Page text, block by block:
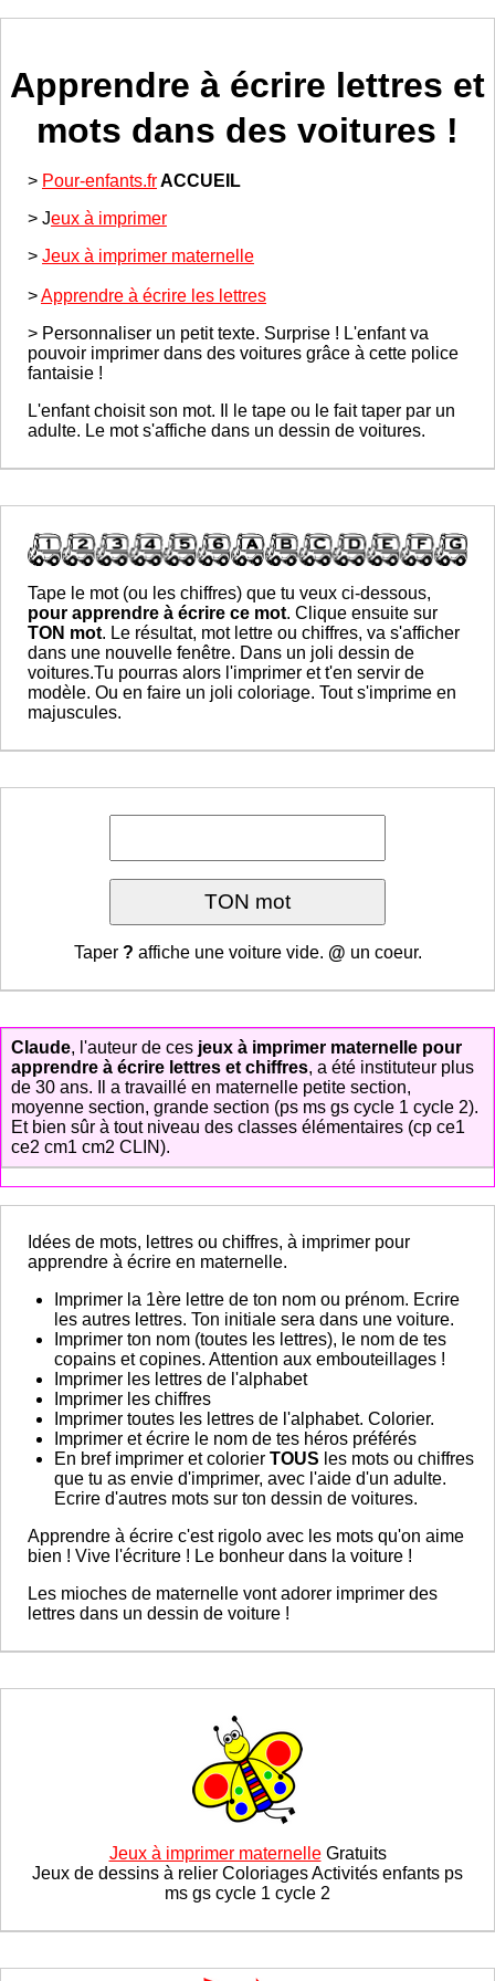
Apprendre à écrire lettres et
mots dans des voitures !
> Pour-enfants.frACCUEIL
> Jeux à imprimer
> Jeux à imprimer maternelle
>Apprendre à écrire les lettres
> Personnaliser un petit texte. Surprise ! L'enfant va
pouvoir imprimer dans des voitures grâce à cette police
fantaisie !
L'enfant choisit son mot. Il le tape ou le fait taper par un
adulte. Le mot s'affiche dans un dessin de voitures.
Tape le mot (ou les chiffres) que tu veux ci-dessous,
pour apprendre à écrire ce mot. Clique ensuite sur
TON mot. Le résultat, mot lettre ou chiffres, va s'afficher
dans une nouvelle fenêtre. Dans un joli dessin de
voitures.Tu pourras alors l'imprimer et t'en servir de
modèle. Ou en faire un joli coloriage. Tout s'imprime en
majuscules.
Taper ? affiche une voiture vide. @ un coeur.
Claude, l'auteur de ces jeux à imprimer maternelle pour
apprendre à écrire lettres et chiffres, a été instituteur plus
de 30 ans. Il a travaillé en maternelle petite section,
moyenne section, grande section (ps ms gs cycle 1 cycle 2).
Et bien sûr à tout niveau des classes élémentaires (cp ce1
ce2 cm1 cm2 CLIN).
Idées de mots, lettres ou chiffres, à imprimer pour
apprendre à écrire en maternelle.
Imprimer la 1ère lettre de ton nom ou prénom. Ecrire
les autres lettres. Ton initiale sera dans une voiture.
Imprimer ton nom (toutes les lettres), le nom de tes
copains et copines. Attention aux embouteillages !
Imprimer les lettres de l'alphabet
Imprimer les chiffres
Imprimer toutes les lettres de l'alphabet. Colorier.
Imprimer et écrire le nom de tes héros préférés
En bref imprimer et colorier TOUS les mots ou chiffres
que tu as envie d'imprimer, avec l'aide d'un adulte.
Ecrire d'autres mots sur ton dessin de voitures.
Apprendre à écrire c'est rigolo avec les mots qu'on aime
bien ! Vive l'écriture ! Le bonheur dans la voiture !
Les mioches de maternelle vont adorer imprimer des
lettres dans un dessin de voiture !
Jeux à imprimer maternelleGratuits
Jeux de dessins à relier Coloriages Activités enfants ps
ms gs cycle 1 cycle 2